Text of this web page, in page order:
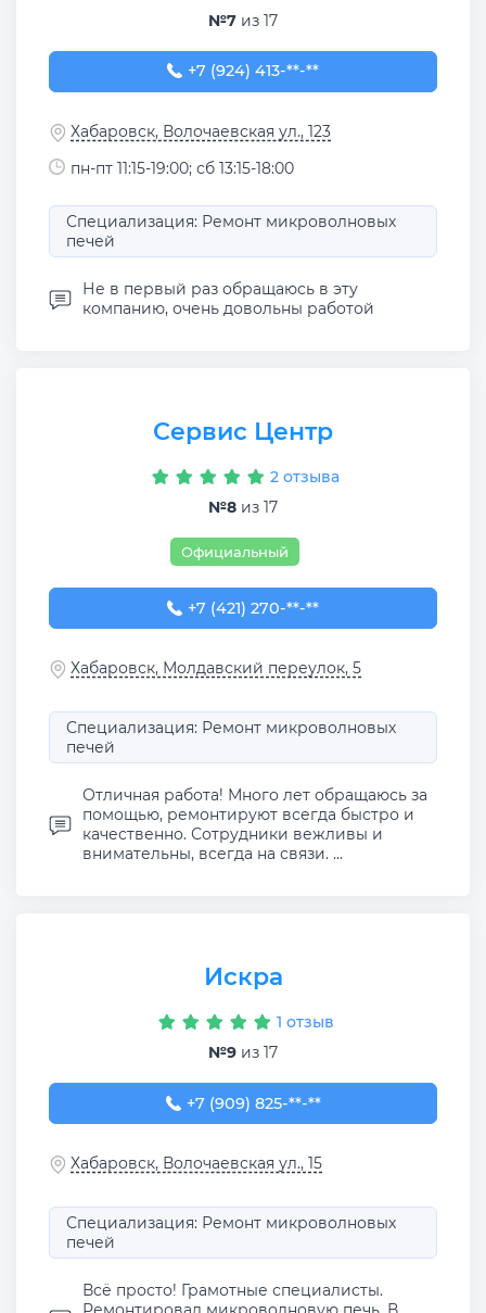
№7 из 17
+7 (924) 413-17-96
+7 (924) 413-**-**
Хабаровск, Волочаевская ул., 123
пн-пт 11:15-19:00; сб 13:15-18:00
Специализация: Ремонт микроволновых
печей
Не в первый раз обращаюсь в эту
компанию, очень довольны работой
Сервис Центр
2 отзыва
№8 из 17
Официальный
+7 (421) 270-30-40
+7 (421) 270-**-**
Хабаровск, Молдавский переулок, 5
Специализация: Ремонт микроволновых
печей
Отличная работа! Много лет обращаюсь за
помощью, ремонтируют всегда быстро и
качественно. Сотрудники вежливы и
внимательны, всегда на связи. ...
Искра
1 отзыв
№9 из 17
+7 (909) 825-70-67
+7 (909) 825-**-**
Хабаровск, Волочаевская ул., 15
Специализация: Ремонт микроволновых
печей
Всё просто! Грамотные специалисты.